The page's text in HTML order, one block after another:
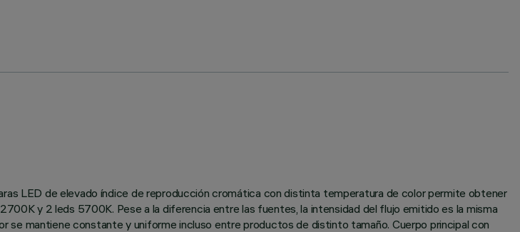
LED de elevado índice de reproducción cromática con distinta temperatura de color permite obtener
y 2 leds 5700K. Pese a la diferencia entre las fuentes, la intensidad del flujo emitido es la misma
mantiene constante y uniforme incluso entre productos de distinto tamaño. Cuerpo principal con